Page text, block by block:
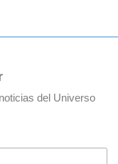
del Universo